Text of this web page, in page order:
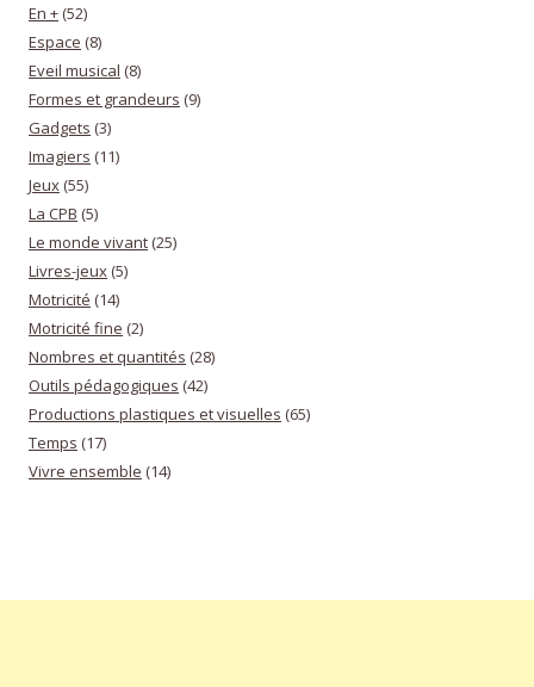
En + (52)
Espace (8)
Eveil musical (8)
Formes et grandeurs (9)
Gadgets (3)
Imagiers (11)
Jeux (55)
La CPB (5)
Le monde vivant (25)
Livres-jeux (5)
Motricité (14)
Motricité fine (2)
Nombres et quantités (28)
Outils pédagogiques (42)
Productions plastiques et visuelles (65)
Temps (17)
Vivre ensemble (14)